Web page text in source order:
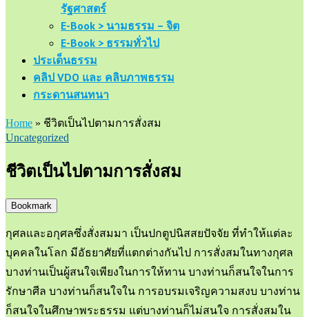
รัฐศาสตร์
E-Book > นามธรรม – จิต
E-Book > ธรรมทั่วไป
ประเด็นธรรม
คลิป VDO และ คลิบภาพธรรม
กระดานสนทนา
Home » ชีวิตเป็นไปตามการสั่งสม
Uncategorized
ชีวิตเป็นไปตามการสั่งสม
Bookmark
กุศลและอกุศลซึ่งสั่งสมมา เป็นปกตูปนิสสยปัจจัย ที่ทำให้แต่ละ
บุคคลในโลก มีอัธยาศัยที่แตกต่างกันไป การสั่งสมในทางกุศล
บางท่านเป็นผู้สนใจเพียงในการให้ทาน บางท่านก็สนใจในการ
รักษาศีล บางท่านก็สนใจใน การอบรมเจริญความสงบ บางท่าน
ก็สนใจในศึกษาพระธรรม แต่บางท่านก็ไม่สนใจ การสั่งสมใน